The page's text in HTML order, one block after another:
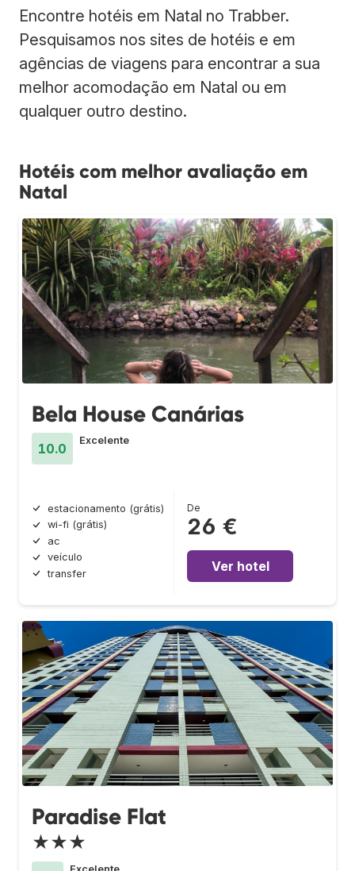
Encontre hotéis em Natal no Trabber.
Pesquisamos nos sites de hotéis e em
agências de viagens para encontrar a sua
melhor acomodação em Natal ou em
qualquer outro destino.
Hotéis com melhor avaliação em
Natal
Bela House Canárias
10.0
Excelente
estacionamento (grátis)
wi-fi (grátis)
ac
veículo
transfer
De
26 €
Ver hotel
Paradise Flat
★★★